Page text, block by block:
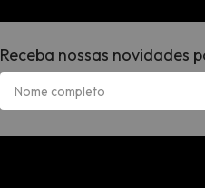
Receba nossas novidades